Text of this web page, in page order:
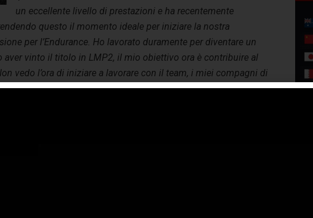
un eccellente livello di prestazioni e ha recentemente
questo il momento ideale per iniziare la nostra
per l’Endurance. Ho lavorato duramente per diventare un
vinto il titolo in LMP2, il mio obiettivo ora è contribuire al
vedo l’ora di iniziare a lavorare con il team, i miei compagni di